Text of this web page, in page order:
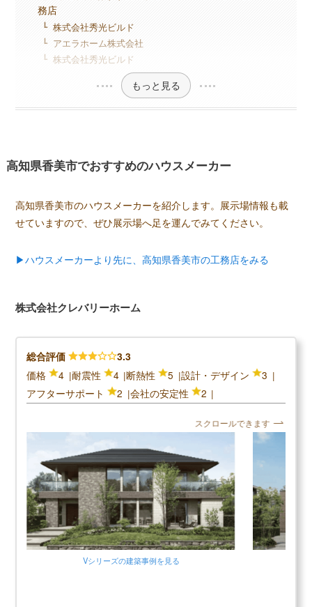
務店
株式会社秀光ビルド
アエラホーム株式会社
株式会社秀光ビルド
もっと見る
高知県香美市でおすすめのハウスメーカー
高知県香美市のハウスメーカーを紹介します。展示場情報も載
せていますので、ぜひ展示場へ足を運んでみてください。
▶ハウスメーカーより先に、高知県香美市の工務店をみる
株式会社クレバリーホーム
総合評価
3.3
価格
4 耐震性 4 断熱性 5 設計・デザイン
3
アフターサポート
2 会社の安定性 2
スクロールできます
Vシリーズの建築事例を見る